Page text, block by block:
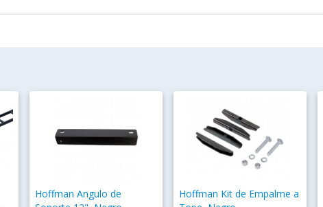
Hoffman Angulo de
Hoffman Kit de Empalme a